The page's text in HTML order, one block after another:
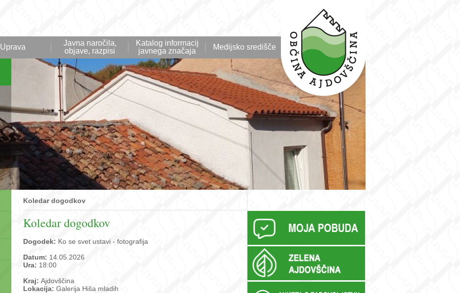
Uprava
Javna naročila,
objave, razpisi
Katalog informacij
javnega značaja
Medijsko središče
Koledar dogodkov
Koledar dogodkov
Dogodek: Ko se svet ustavi - fotografija
Datum: 14.05.2026
Ura: 18:00
Kraj: Ajdovščina
Lokacija: Galerija Hiša mladih